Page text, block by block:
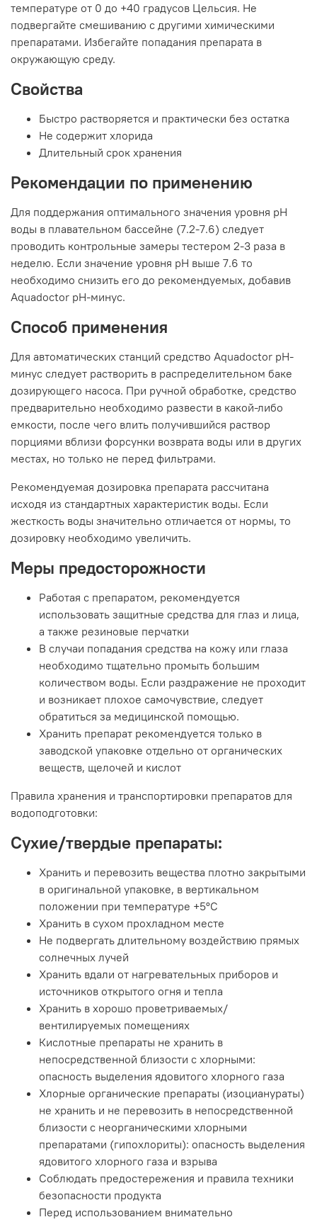
температуре от 0 до +40 градусов Цельсия. Не
подвергайте смешиванию с другими химическими
препаратами. Избегайте попадания препарата в
окружающую среду.
Свойства
Быстро растворяется и практически без остатка
Не содержит хлорида
Длительный срок хранения
Рекомендации по применению
Для поддержания оптимального значения уровня pH
воды в плавательном бассейне (7.2-7.6) следует
проводить контрольные замеры тестером 2-3 раза в
неделю. Если значение уровня pH выше 7.6 то
необходимо снизить его до рекомендуемых, добавив
Aquadoctor pH-минус.
Способ применения
Для автоматических станций средство Aquadoctor pH-
минус следует растворить в распределительном баке
дозирующего насоса. При ручной обработке, средство
предварительно необходимо развести в какой-либо
емкости, после чего влить получившийся раствор
порциями вблизи форсунки возврата воды или в других
местах, но только не перед фильтрами.
Рекомендуемая дозировка препарата рассчитана
исходя из стандартных характеристик воды. Если
жесткость воды значительно отличается от нормы, то
дозировку необходимо увеличить.
Меры предосторожности
Работая с препаратом, рекомендуется
использовать защитные средства для глаз и лица,
а также резиновые перчатки
В случаи попадания средства на кожу или глаза
необходимо тщательно промыть большим
количеством воды. Если раздражение не проходит
и возникает плохое самочувствие, следует
обратиться за медицинской помощью.
Хранить препарат рекомендуется только в
заводской упаковке отдельно от органических
веществ, щелочей и кислот
Правила хранения и транспортировки препаратов для
водоподготовки:
Сухие/твердые препараты:
Хранить и перевозить вещества плотно закрытыми
в оригинальной упаковке, в вертикальном
положении при температуре +5°C
Хранить в сухом прохладном месте
Не подвергать длительному воздействию прямых
солнечных лучей
Хранить вдали от нагревательных приборов и
источников открытого огня и тепла
Хранить в хорошо проветриваемых/
вентилируемых помещениях
Кислотные препараты не хранить в
непосредственной близости с хлорными:
опасность выделения ядовитого хлорного газа
Хлорные органические препараты (изоцианураты)
не хранить и не перевозить в непосредственной
близости с неорганическими хлорными
препаратами (гипохлориты): опасность выделения
ядовитого хлорного газа и взрыва
Соблюдать предостережения и правила техники
безопасности продукта
Перед использованием внимательно